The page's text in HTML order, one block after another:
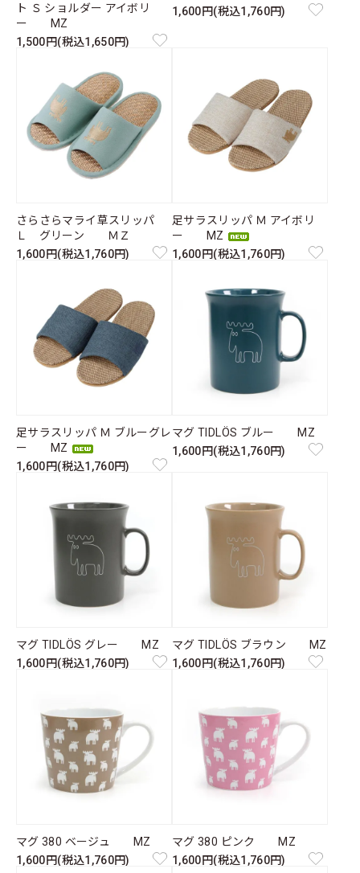
ト Ｓ ショルダー アイボリ
ー MZ
1,500円(税込1,650円)
1,600円(税込1,760円)
さらさらマライ草スリッパ
Ｌ グリーン ＭＺ
1,600円(税込1,760円)
足サラスリッパ Ｍ アイボリ
ー MZ
1,600円(税込1,760円)
足サラスリッパ Ｍ ブルーグレ
ー MZ
1,600円(税込1,760円)
マグ TIDLÖS ブルー MZ
1,600円(税込1,760円)
マグ TIDLÖS グレー MZ
1,600円(税込1,760円)
マグ TIDLÖS ブラウン MZ
1,600円(税込1,760円)
マグ 380 ベージュ MZ
1,600円(税込1,760円)
マグ 380 ピンク MZ
1,600円(税込1,760円)